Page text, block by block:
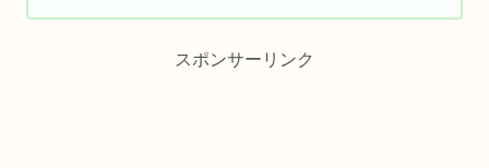
スポンサーリンク